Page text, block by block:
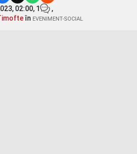
02:00, 1
,
în EVENIMENT-SOCIAL